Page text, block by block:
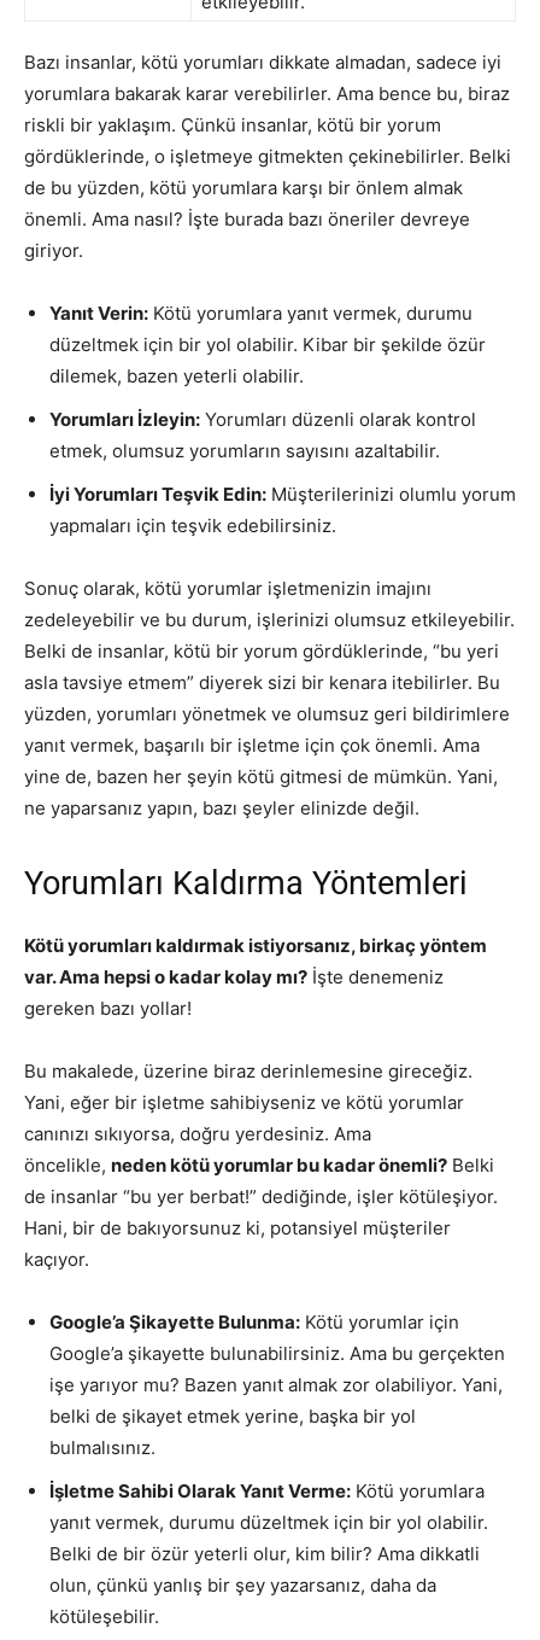
Bazı insanlar, kötü yorumları dikkate almadan, sadece iyi
yorumlara bakarak karar verebilirler. Ama bence bu, biraz
riskli bir yaklaşım. Çünkü insanlar, kötü bir yorum
gördüklerinde, o işletmeye gitmekten çekinebilirler. Belki
de bu yüzden, kötü yorumlara karşı bir önlem almak
önemli. Ama nasıl? İşte burada bazı öneriler devreye
giriyor.
Yanıt Verin: Kötü yorumlara yanıt vermek, durumu
düzeltmek için bir yol olabilir. Kibar bir şekilde özür
dilemek, bazen yeterli olabilir.
Yorumları İzleyin: Yorumları düzenli olarak kontrol
etmek, olumsuz yorumların sayısını azaltabilir.
İyi Yorumları Teşvik Edin: Müşterilerinizi olumlu yorum
yapmaları için teşvik edebilirsiniz.
Sonuç olarak, kötü yorumlar işletmenizin imajını
zedeleyebilir ve bu durum, işlerinizi olumsuz etkileyebilir.
Belki de insanlar, kötü bir yorum gördüklerinde, “bu yeri
asla tavsiye etmem” diyerek sizi bir kenara itebilirler. Bu
yüzden, yorumları yönetmek ve olumsuz geri bildirimlere
yanıt vermek, başarılı bir işletme için çok önemli. Ama
yine de, bazen her şeyin kötü gitmesi de mümkün. Yani,
ne yaparsanız yapın, bazı şeyler elinizde değil.
Yorumları Kaldırma Yöntemleri
Kötü yorumları kaldırmak istiyorsanız, birkaç yöntem
var. Ama hepsi o kadar kolay mı? İşte denemeniz
gereken bazı yollar!
Bu makalede, üzerine biraz derinlemesine gireceğiz.
Yani, eğer bir işletme sahibiyseniz ve kötü yorumlar
canınızı sıkıyorsa, doğru yerdesiniz. Ama
öncelikle, neden kötü yorumlar bu kadar önemli? Belki
de insanlar “bu yer berbat!” dediğinde, işler kötüleşiyor.
Hani, bir de bakıyorsunuz ki, potansiyel müşteriler
kaçıyor.
Google’a Şikayette Bulunma: Kötü yorumlar için
Google’a şikayette bulunabilirsiniz. Ama bu gerçekten
işe yarıyor mu? Bazen yanıt almak zor olabiliyor. Yani,
belki de şikayet etmek yerine, başka bir yol
bulmalısınız.
İşletme Sahibi Olarak Yanıt Verme: Kötü yorumlara
yanıt vermek, durumu düzeltmek için bir yol olabilir.
Belki de bir özür yeterli olur, kim bilir? Ama dikkatli
olun, çünkü yanlış bir şey yazarsanız, daha da
kötüleşebilir.